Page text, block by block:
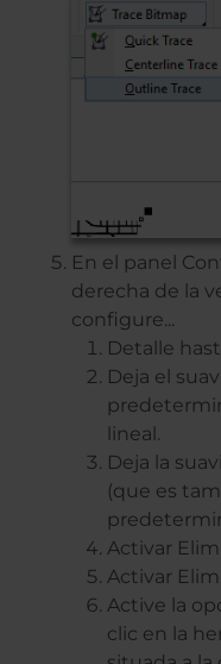
En el panel
derecha de la
configure...
Detalle
Deja el
lineal.
Deja la
(que es
Activar
Activar
Active la
clic en la